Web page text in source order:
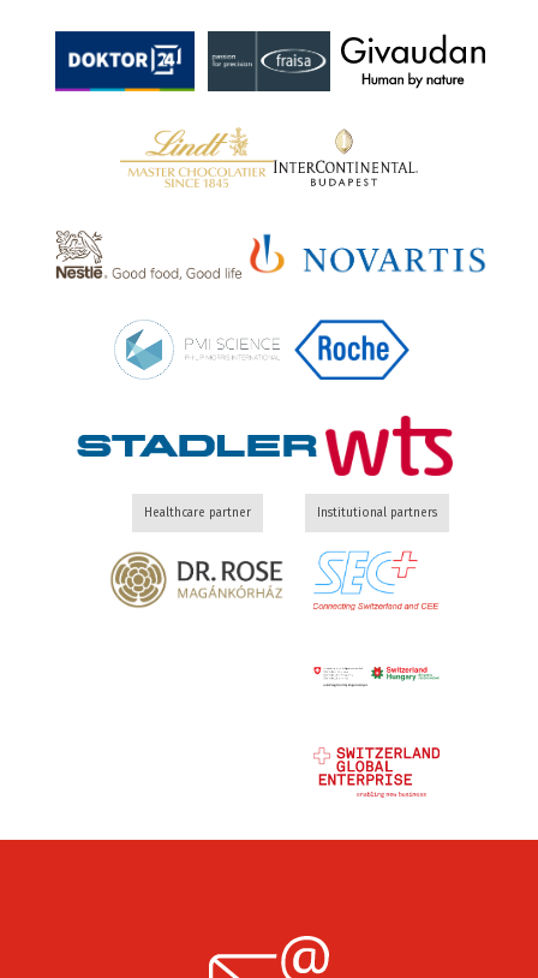
Healthcare partner Institutional partners